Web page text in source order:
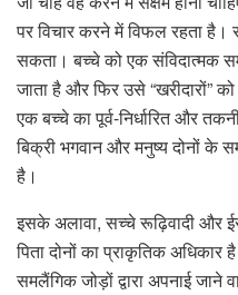
पर विचार करने में विफल रहता है।
सकता। बच्चे को एक संविदात्मक
जाता है और फिर उसे “खरीदारों”
एक बच्चे का पूर्व-निर्धारित और
बिक्री भगवान और मनुष्य दोनों के
है।
इसके अलावा, सच्चे रूढ़िवादी और
पिता दोनों का प्राकृतिक
समलैंगिक जोड़ों द्वारा अपनाई जाने